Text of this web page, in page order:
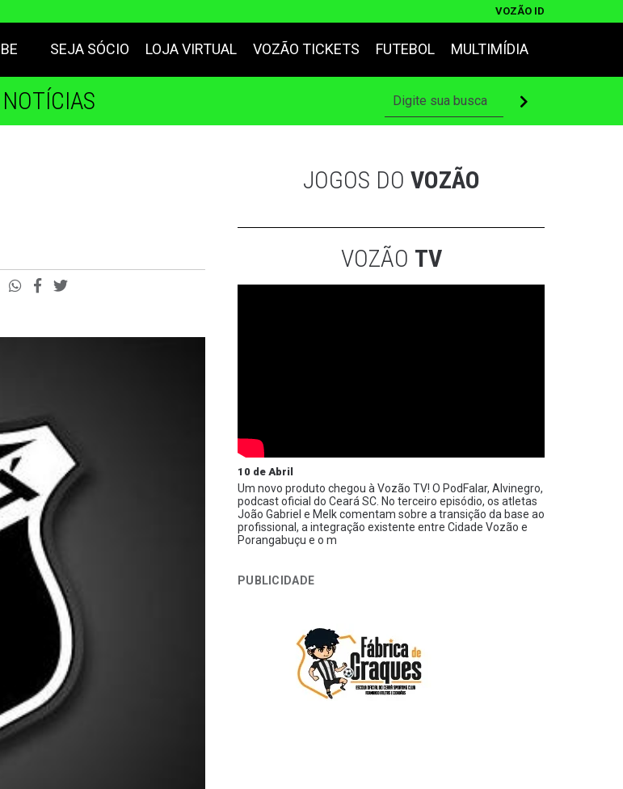
VOZÃO ID
SEJA SÓCIO LOJA VIRTUAL VOZÃO TICKETS FUTEBOL MULTIMÍDIA
NOTÍCIAS
JOGOS DO VOZÃO
VOZÃO TV
10 de Abril
Um novo produto chegou à Vozão TV! O PodFalar, Alvinegro,
podcast oficial do Ceará SC. No terceiro episódio, os atletas
João Gabriel e Melk comentam sobre a transição da base ao
profissional, a integração existente entre Cidade Vozão e
Porangabuçu e o m
PUBLICIDADE